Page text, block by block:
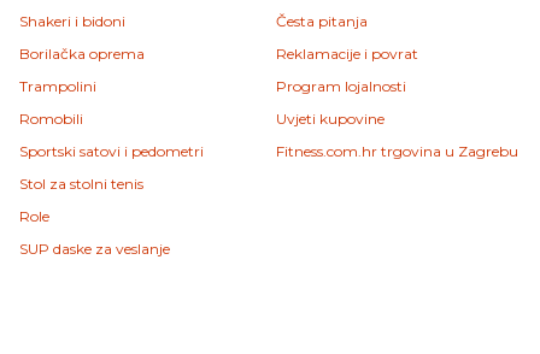
Shakeri i bidoni
Borilačka oprema
Trampolini
Romobili
Sportski satovi i pedometri
Stol za stolni tenis
Role
SUP daske za veslanje
Česta pitanja
Reklamacije i povrat
Program lojalnosti
Uvjeti kupovine
Fitness.com.hr trgovina u Zagrebu